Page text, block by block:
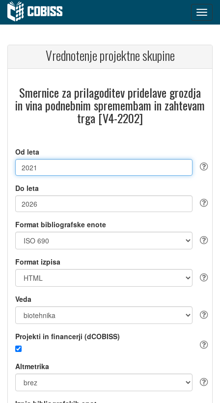
Vrednotenje projektne skupine
Smernice za prilagoditev pridelave grozdja
in vina podnebnim spremembam in zahtevam
trga [V4-2202]
Od leta
Do leta
Format bibliografske enote
Format izpisa
Veda
Projekti in financerji (dCOBISS)
Altmetrika